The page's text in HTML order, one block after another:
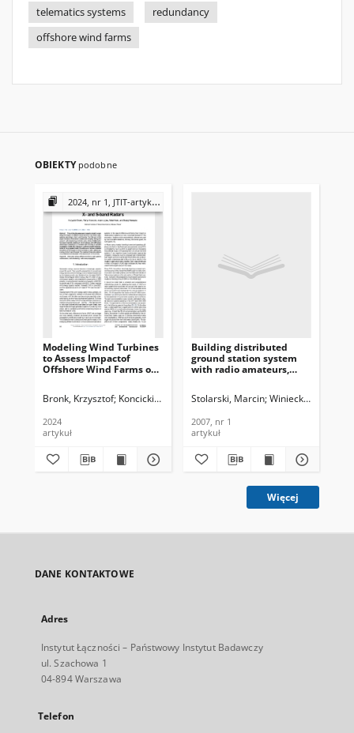
telematics systems
redundancy
offshore wind farms
OBIEKTY podobne
2024, nr 1, JTIT-artykuły
Modeling Wind Turbines
to Assess Impactof
Offshore Wind Farms on
Telecommunications and
2024, nr 1
Bronk, Krzysztof Koncicki, Patryk Lipka, Adam Niski, Rafał Wereszko,
2024
artykuł
Building distributed
ground station system
with radio amateurs,
Information Technology,
Stolarski, Marcin Winiecki, Wiesław
2007, nr 1
artykuł
Więcej
DANE KONTAKTOWE
Adres
Instytut Łączności – Państwowy Instytut Badawczy
ul. Szachowa 1
04-894 Warszawa
Telefon